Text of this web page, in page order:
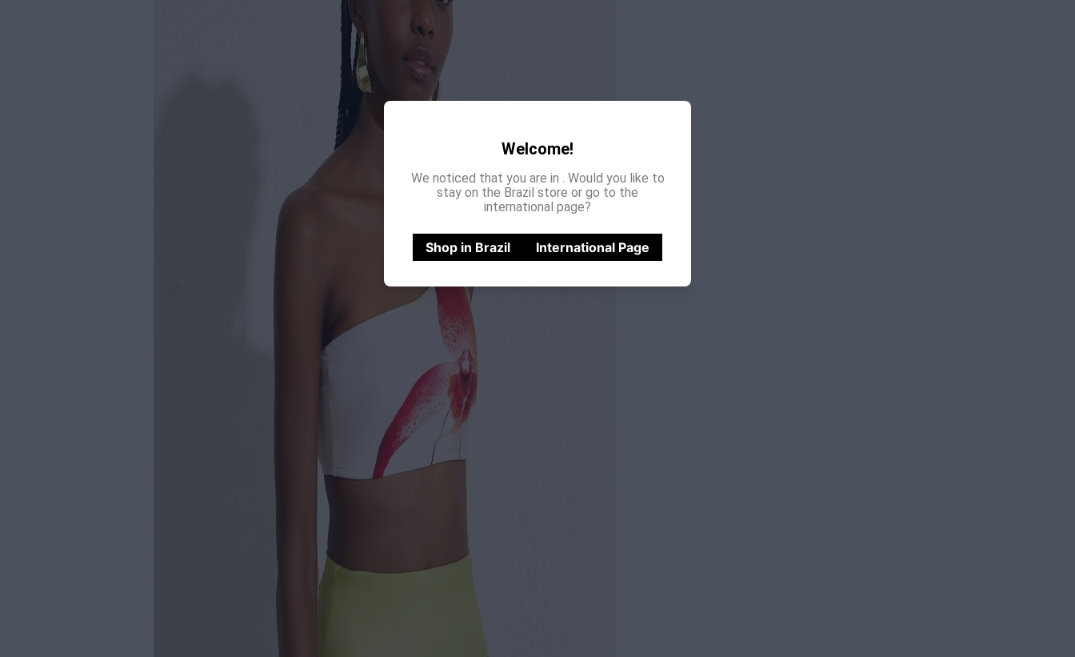
Welcome!
We noticed that you are in
. Would you like to
stay on the Brazil store or go to the
international page?
Shop in Brazil International Page